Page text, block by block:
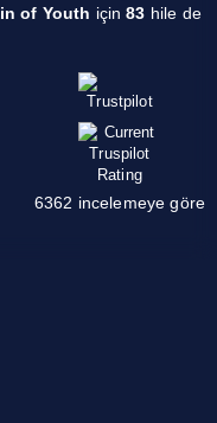
of Youth için83 hile de
6362 incelemeye göre